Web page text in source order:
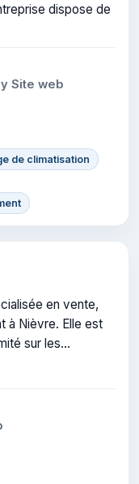
dispose de
Site web
de climatisation
en vente,
à Nièvre. Elle est
sur les